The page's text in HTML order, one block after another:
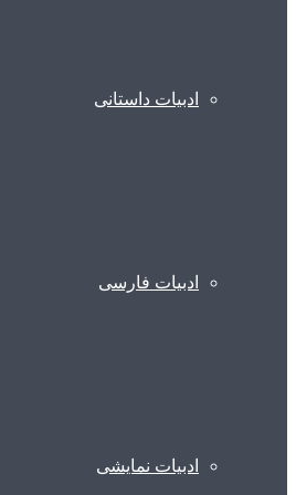
ادبیات داستانی
ادبیات فارسی
ادبیات نمایشی